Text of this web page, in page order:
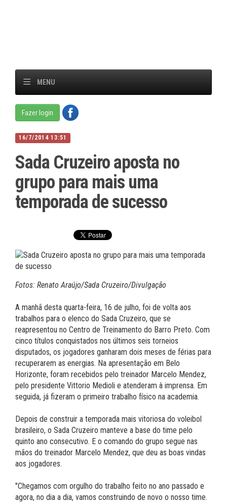
MENU
Fazer login
16/7/2014 13:51
Sada Cruzeiro aposta no
grupo para mais uma
temporada de sucesso
Fotos: Renato Araújo/Sada Cruzeiro/Divulgação
A manhã desta quarta-feira, 16 de julho, foi de volta aos
trabalhos para o elenco do Sada Cruzeiro, que se
reapresentou no Centro de Treinamento do Barro Preto. Com
cinco títulos conquistados nos últimos seis torneios
disputados, os jogadores ganharam dois meses de férias para
recuperarem as energias. Na apresentação em Belo
Horizonte, foram recebidos pelo treinador Marcelo Mendez,
pelo presidente Vittorio Medioli e atenderam à imprensa. Em
seguida, já fizeram o primeiro trabalho físico na academia.
Depois de construir a temporada mais vitoriosa do voleibol
brasileiro, o Sada Cruzeiro manteve a base do time pelo
quinto ano consecutivo. E o comando do grupo segue nas
mãos do treinador Marcelo Mendez, que deu as boas vindas
aos jogadores.
"Chegamos com orgulho do trabalho feito no ano passado e
agora, no dia a dia, vamos construindo de novo o nosso time.